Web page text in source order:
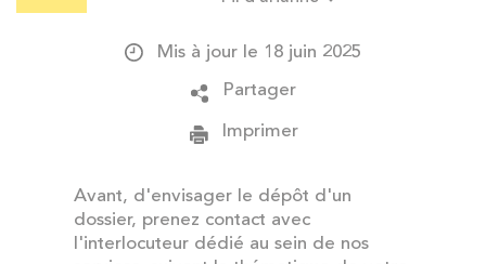
Mis à jour le 18 juin 2025
Partager
Imprimer
Avant, d'envisager le dépôt d'un
dossier, prenez contact avec
l'interlocuteur dédié au sein de nos